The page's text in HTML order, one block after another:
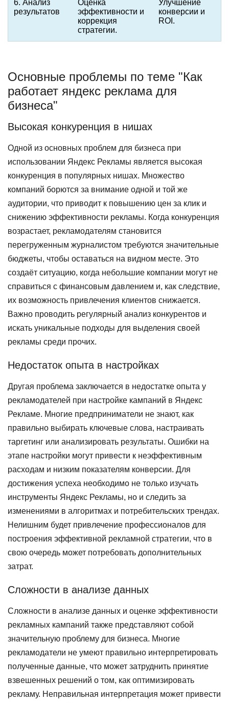
6. Анализ
результатов
Оценка
эффективности и
коррекция
стратегии.
Улучшение
конверсии и
ROI.
Основные проблемы по теме "Как
работает яндекс реклама для
бизнеса"
Высокая конкуренция в нишах
Одной из основных проблем для бизнеса при
использовании Яндекс Рекламы является высокая
конкуренция в популярных нишах. Множество
компаний борются за внимание одной и той же
аудитории, что приводит к повышению цен за клик и
снижению эффективности рекламы. Когда конкуренция
возрастает, рекламодателям становится
перегруженным журналистом требуются значительные
бюджеты, чтобы оставаться на видном месте. Это
создаёт ситуацию, когда небольшие компании могут не
справиться с финансовым давлением и, как следствие,
их возможность привлечения клиентов снижается.
Важно проводить регулярный анализ конкурентов и
искать уникальные подходы для выделения своей
рекламы среди прочих.
Недостаток опыта в настройках
Другая проблема заключается в недостатке опыта у
рекламодателей при настройке кампаний в Яндекс
Рекламе. Многие предприниматели не знают, как
правильно выбирать ключевые слова, настраивать
таргетинг или анализировать результаты. Ошибки на
этапе настройки могут привести к неэффективным
расходам и низким показателям конверсии. Для
достижения успеха необходимо не только изучать
инструменты Яндекс Рекламы, но и следить за
изменениями в алгоритмах и потребительских трендах.
Нелишним будет привлечение профессионалов для
построения эффективной рекламной стратегии, что в
свою очередь может потребовать дополнительных
затрат.
Сложности в анализе данных
Сложности в анализе данных и оценке эффективности
рекламных кампаний также представляют собой
значительную проблему для бизнеса. Многие
рекламодатели не умеют правильно интерпретировать
полученные данные, что может затруднить принятие
взвешенных решений о том, как оптимизировать
рекламу. Неправильная интерпретация может привести